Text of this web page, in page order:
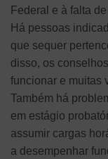
Federal e à falta
Há pessoas
que sequer
disso, os
funcionar e muitas
Também há
em estágio
assumir cargas
a desempenhar